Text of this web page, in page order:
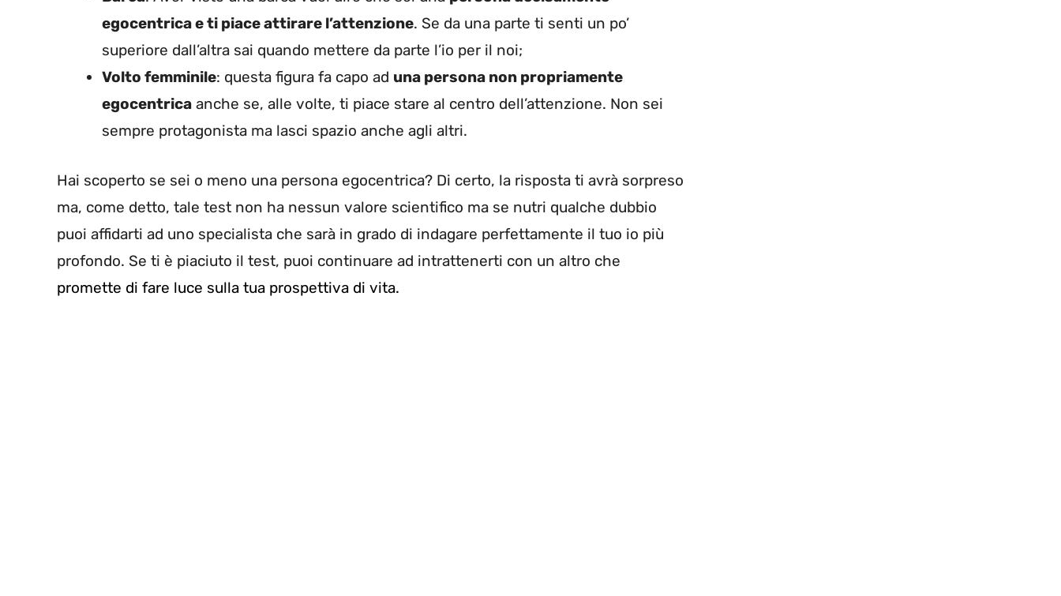
egocentrica e ti piace attirare l’attenzione. Se da una parte ti senti un po’
superiore dall’altra sai quando mettere da parte l’io per il noi;
Volto femminile: questa figura fa capo ad una persona non propriamente
egocentrica anche se, alle volte, ti piace stare al centro dell’attenzione. Non sei
sempre protagonista ma lasci spazio anche agli altri.
Hai scoperto se sei o meno una persona egocentrica? Di certo, la risposta ti avrà sorpreso
ma, come detto, tale test non ha nessun valore scientifico ma se nutri qualche dubbio
puoi affidarti ad uno specialista che sarà in grado di indagare perfettamente il tuo io più
profondo. Se ti è piaciuto il test, puoi continuare ad intrattenerti con un altro che
promette di fare luce sulla tua prospettiva di vita.